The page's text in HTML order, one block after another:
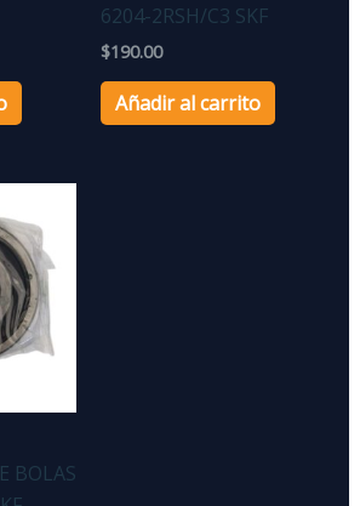
6204-2RSH/C3 SKF
$190.00
Añadir al carrito
BOLAS